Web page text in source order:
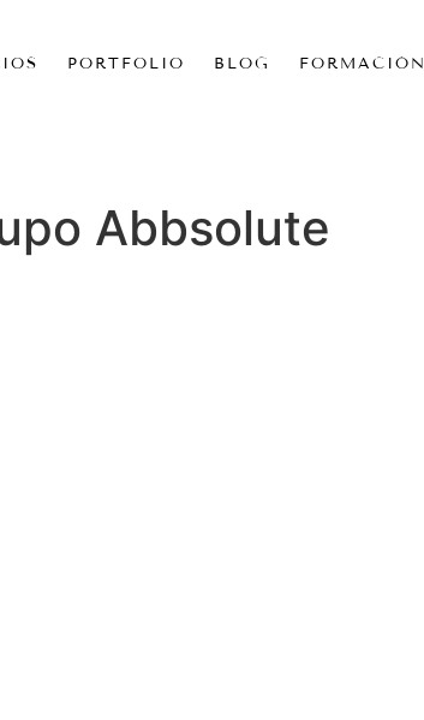
PORTFOLIO BLOG FORMACIÓN
Abbsolute